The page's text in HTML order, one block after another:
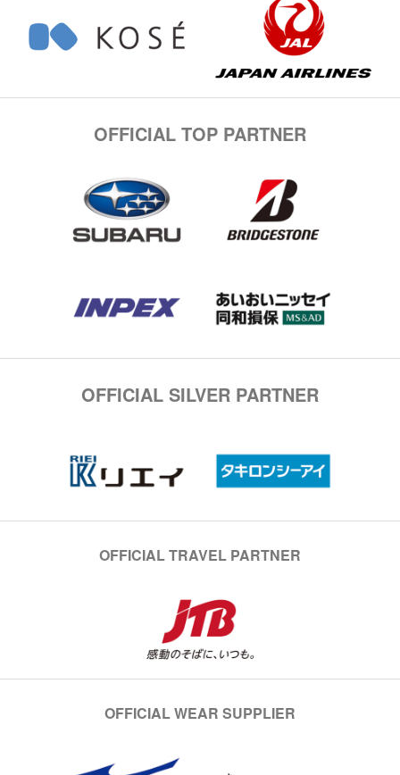
OFFICIAL TOP PARTNER
OFFICIAL SILVER PARTNER
OFFICIAL TRAVEL PARTNER
OFFICIAL WEAR SUPPLIER